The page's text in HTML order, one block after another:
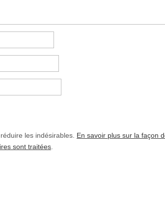
les indésirables. En savoir plus sur la façon
sont traitées